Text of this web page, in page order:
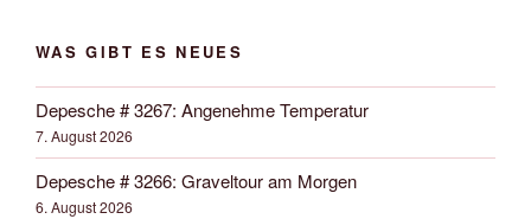
WAS GIBT ES NEUES
Depesche # 3267: Angenehme Temperatur
7. August 2026
Depesche # 3266: Graveltour am Morgen
6. August 2026